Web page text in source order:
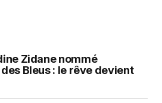
Zidane nommé
Bleus : le rêve devient